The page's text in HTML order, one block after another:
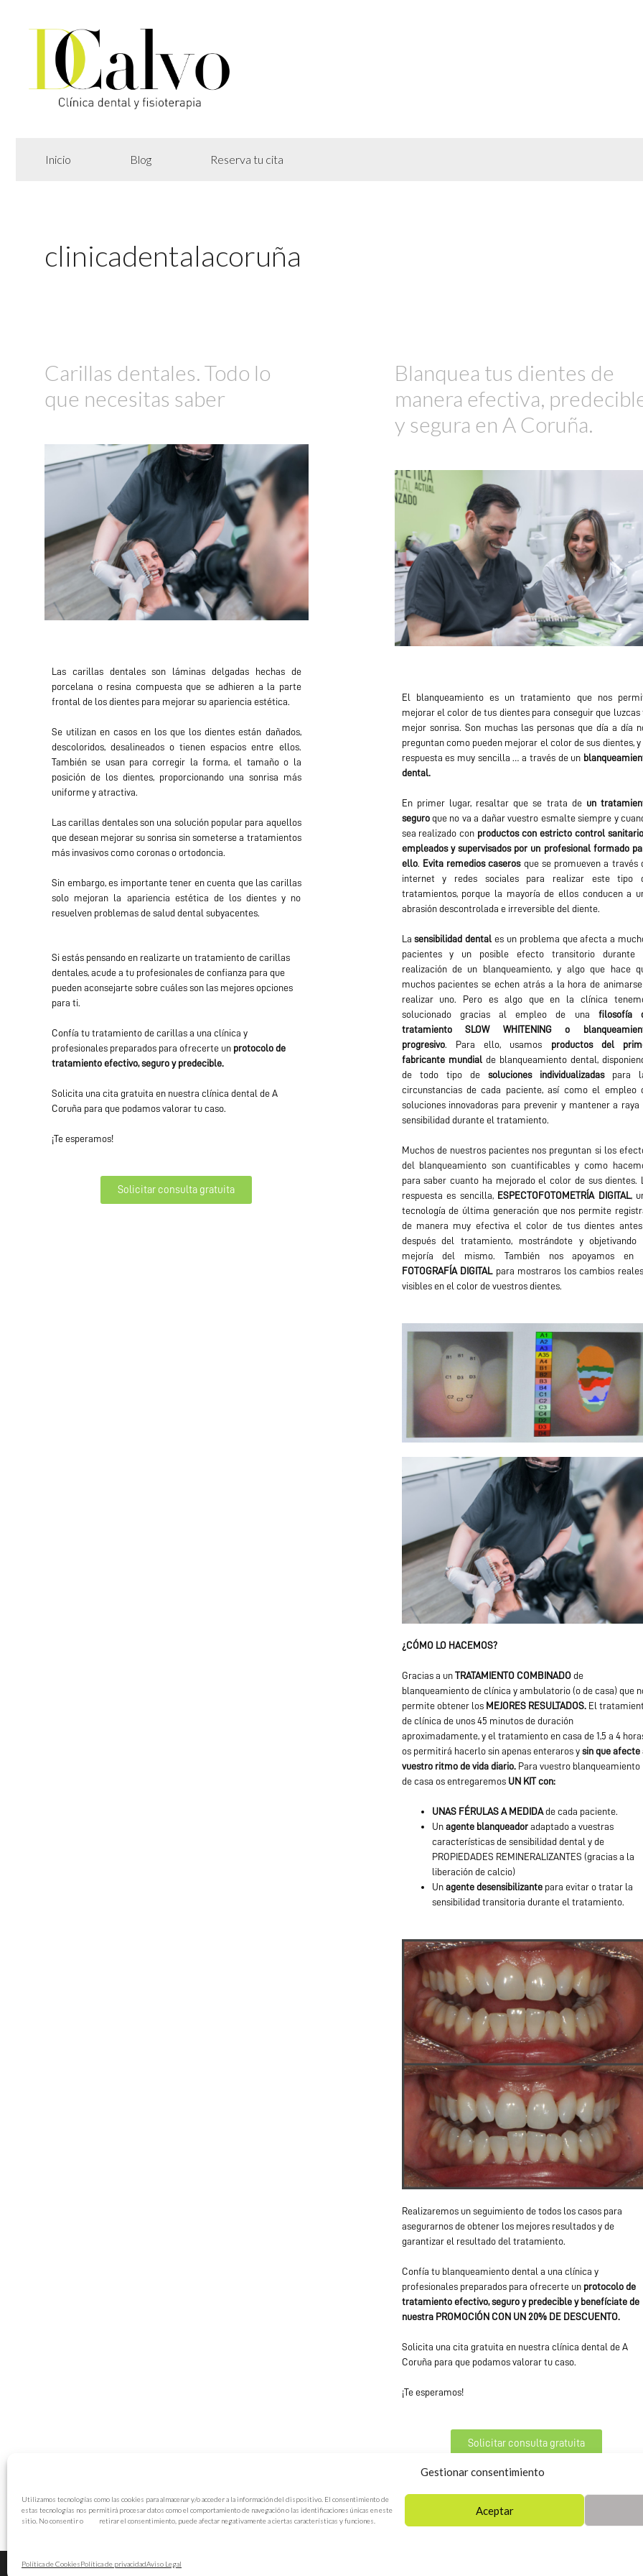
Gestionar consentimiento
Utilizamos tecnologías como las cookies para almacenar y/o acceder a la información del dispositivo. El consentimiento de
estas tecnologías nos permitirá procesar datos como el comportamiento de navegación o las identificaciones únicas en este
sitio. No consentir o retirar el consentimiento, puede afectar negativamente a ciertas características y funciones.
Aceptar
Política de CookiesPolítica de privacidadAviso Legal
Inicio Blog Reserva tu cita
clinicadentalacoruña
Carillas dentales. Todo lo
que necesitas saber
Las carillas dentales son láminas delgadas hechas de
porcelana o resina compuesta que se adhieren a la parte
frontal de los dientes para mejorar su apariencia estética.
Se utilizan en casos en los que los dientes están dañados,
descoloridos, desalineados o tienen espacios entre ellos.
También se usan para corregir la forma, el tamaño o la
posición de los dientes, proporcionando una sonrisa más
uniforme y atractiva.
Las carillas dentales son una solución popular para aquellos
que desean mejorar su sonrisa sin someterse a tratamientos
más invasivos como coronas o ortodoncia.
Sin embargo, es importante tener en cuenta que las carillas
solo mejoran la apariencia estética de los dientes y no
resuelven problemas de salud dental subyacentes.
Si estás pensando en realizarte un tratamiento de carillas
dentales, acude a tu profesionales de confianza para que
pueden aconsejarte sobre cuáles son las mejores opciones
para ti.
Confía tu tratamiento de carillas a una clínica y
profesionales preparados para ofrecerte un protocolo de
tratamiento efectivo, seguro y predecible.
Solicita una cita gratuita en nuestra clínica dental de A
Coruña para que podamos valorar tu caso.
¡Te esperamos!
Solicitar consulta gratuita
Blanquea tus dientes de
manera efectiva,
y segura en A Coruña.
El blanqueamiento es un tratamiento que nos
mejorar el color de tus dientes para conseguir que luzcas
mejor sonrisa. Son muchas las personas que día a día
preguntan como pueden mejorar el color de sus dientes, y
respuesta es muy sencilla … a través de un
dental.
En primer lugar, resaltar que se trata de un
seguroque no va a dañar vuestro esmalte siempre y
sea realizado con productos con estricto control
empleados y supervisados por un profesional formado
ello. Evita remedios caserosque se promueven a través
internet y redes sociales para realizar este tipo
tratamientos, porque la mayoría de ellos conducen a
abrasión descontrolada e irreversible del diente.
Lasensibilidad dental es un problema que afecta a
pacientes y un posible efecto transitorio durante
realización de un blanqueamiento, y algo que hace
muchos pacientes se echen atrás a la hora de
realizar uno. Pero es algo que en la clínica
solucionado gracias al empleo de una filosofía
tratamiento SLOW WHITENING o
progresivo. Para ello, usamos
productos del
fabricante mundialde blanqueamiento dental,
de todo tipo de soluciones individualizadaspara
circunstancias de cada paciente, así como el empleo
soluciones innovadoras para prevenir y mantener a raya
sensibilidad durante el tratamiento.
Muchos de nuestros pacientes nos preguntan si los
del blanqueamiento son cuantificables y como
para saber cuanto ha mejorado el color de sus dientes.
respuesta es sencilla, ESPECTOFOTOMETRÍA DIGITAL,
tecnología de última generación que nos permite
de manera muy efectiva el color de tus dientes
después del tratamiento, mostrándote y objetivando
mejoría del mismo. También nos apoyamos en
FOTOGRAFÍA DIGITALpara mostraros los cambios
visibles en el color de vuestros dientes.
¿CÓMO LO HACEMOS?
Gracias a un TRATAMIENTO COMBINADO de
blanqueamiento de clínica y ambulatorio (o de casa) que
permite obtener losMEJORES RESULTADOS. El
de clínica de unos 45 minutos de duración
aproximadamente, y el tratamiento en casa de 1,5 a 4
os permitirá hacerlo sin apenas enteraros y sin que afecte
vuestro ritmo de vida diario. Para vuestro blanqueamiento
de casa os entregaremos UN KIT con:
UNAS FÉRULAS A MEDIDAde cada paciente.
Un agente blanqueadoradaptado a vuestras
características de sensibilidad dental y de
PROPIEDADES REMINERALIZANTES (gracias a la
liberación de calcio)
Un agente desensibilizantepara evitar o tratar la
sensibilidad transitoria durante el tratamiento.
Realizaremos un seguimiento de todos los casos para
asegurarnos de obtener los mejores resultados y de
garantizar el resultado del tratamiento.
Confía tu blanqueamiento dental a una clínica y
profesionales preparados para ofrecerte un protocolo de
tratamiento efectivo, seguro y predecible y benefíciate de
nuestra PROMOCIÓN CON UN 20% DE DESCUENTO.
Solicita una cita gratuita en nuestra clínica dental de A
Coruña para que podamos valorar tu caso.
¡Te esperamos!
Solicitar consulta gratuita